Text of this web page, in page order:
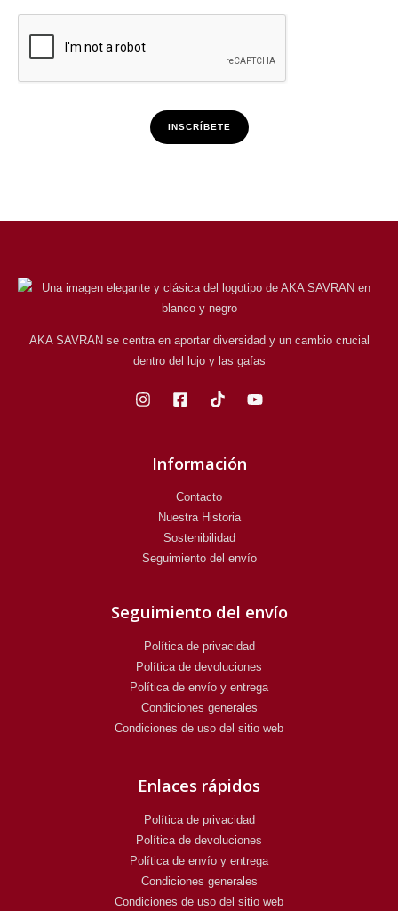
INSCRÍBETE
AKA SAVRAN se centra en aportar diversidad y un cambio crucial
dentro del lujo y las gafas
Información
Contacto
Nuestra Historia
Sostenibilidad
Seguimiento del envío
Seguimiento del envío
Política de privacidad
Política de devoluciones
Política de envío y entrega
Condiciones generales
Condiciones de uso del sitio web
Enlaces rápidos
Política de privacidad
Política de devoluciones
Política de envío y entrega
Condiciones generales
Condiciones de uso del sitio web